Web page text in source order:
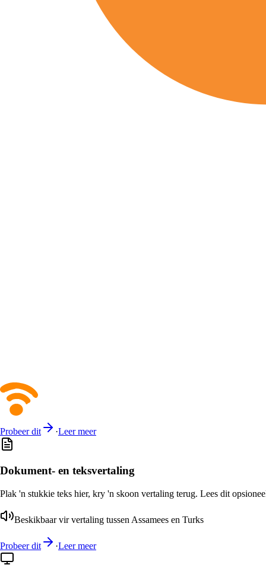
Probeer dit ·Leer meer
Dokument- en teksvertaling
Plak 'n stukkie teks hier, kry 'n skoon vertaling terug. Lees dit
Beskikbaar vir vertaling tussen Assamees en Turks
Probeer dit ·Leer meer